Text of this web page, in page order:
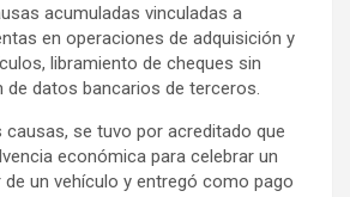
acumuladas vinculadas a
en operaciones de adquisición y
libramiento de cheques sin
datos bancarios de terceros.
causas, se tuvo por acreditado que
económica para celebrar un
un vehículo y entregó como pago